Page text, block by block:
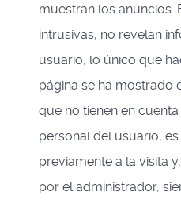
muestran los anuncios.
intrusivas, no revelan
usuario, lo único que
página se ha mostrado
que no tienen en
personal del usuario,
previamente a la visita
por el administrador,